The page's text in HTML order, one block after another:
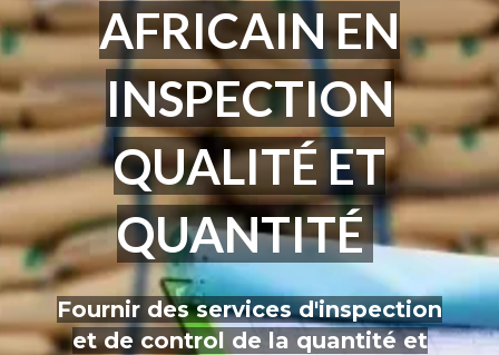
AFRICAIN EN
INSPECTION
QUALITÉ ET
QUANTITÉ
Fournir des services d'inspection
et de control de la quantité et